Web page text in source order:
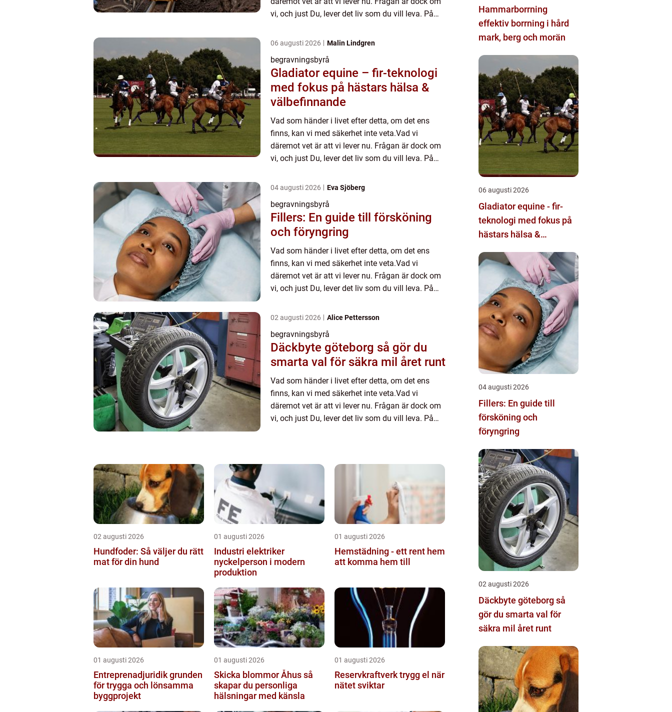
vi, och just Du, lever det liv som du vill leva. På
06 augusti 2026 Malin Lindgren
begravningsbyrå
Gladiator equine – fir-teknologi
med fokus på hästars hälsa &
välbefinnande
Vad som händer i livet efter detta, om det ens
finns, kan vi med säkerhet inte veta.Vad vi
däremot vet är att vi lever nu. Frågan är dock om
vi, och just Du, lever det liv som du vill leva. På
04 augusti 2026 Eva Sjöberg
begravningsbyrå
Fillers: En guide till försköning
och föryngring
Vad som händer i livet efter detta, om det ens
finns, kan vi med säkerhet inte veta.Vad vi
däremot vet är att vi lever nu. Frågan är dock om
vi, och just Du, lever det liv som du vill leva. På
02 augusti 2026 Alice Pettersson
begravningsbyrå
Däckbyte göteborg så gör du
smarta val för säkra mil året runt
Vad som händer i livet efter detta, om det ens
finns, kan vi med säkerhet inte veta.Vad vi
däremot vet är att vi lever nu. Frågan är dock om
vi, och just Du, lever det liv som du vill leva. På
02 augusti 2026
Hundfoder: Så väljer du rätt
mat för din hund
01 augusti 2026
Industri elektriker
nyckelperson i modern
produktion
01 augusti 2026
Hemstädning - ett rent hem
att komma hem till
01 augusti 2026
Entreprenadjuridik grunden
för trygga och lönsamma
byggprojekt
01 augusti 2026
Skicka blommor Åhus så
skapar du personliga
hälsningar med känsla
01 augusti 2026
Reservkraftverk trygg el när
nätet sviktar
Hammarborrning
effektiv borrning i hård
mark, berg och morän
06 augusti 2026
Gladiator equine - fir-
teknologi med fokus på
hästars hälsa &
04 augusti 2026
Fillers: En guide till
försköning och
föryngring
02 augusti 2026
Däckbyte göteborg så
gör du smarta val för
säkra mil året runt